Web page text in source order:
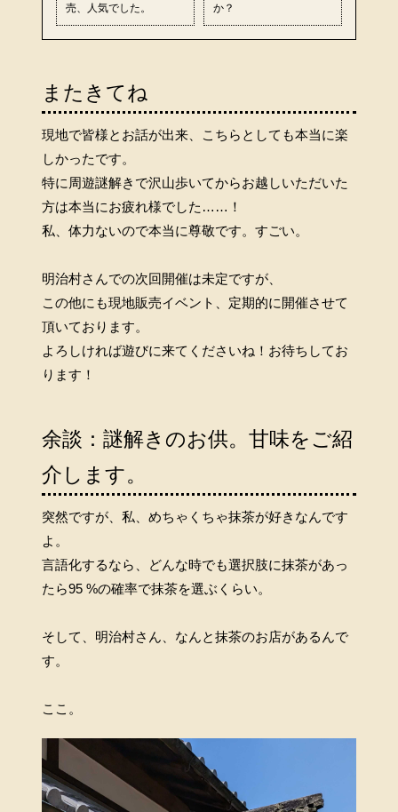
売、人気でした。
か？
またきてね
現地で皆様とお話が出来、こちらとしても本当に楽
しかったです。
特に周遊謎解きで沢山歩いてからお越しいただいた
方は本当にお疲れ様でした……！
私、体力ないので本当に尊敬です。すごい。
明治村さんでの次回開催は未定ですが、
この他にも現地販売イベント、定期的に開催させて
頂いております。
よろしければ遊びに来てくださいね！お待ちしてお
ります！
余談：謎解きのお供。甘味をご紹
介します。
突然ですが、私、めちゃくちゃ抹茶が好きなんです
よ。
言語化するなら、どんな時でも選択肢に抹茶があっ
たら95 %の確率で抹茶を選ぶくらい。
そして、明治村さん、なんと抹茶のお店があるんで
す。
ここ。